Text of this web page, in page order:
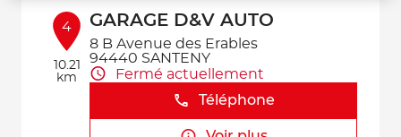
4
10.21
km
GARAGE D&V AUTO
8 B Avenue des Erables
94440 SANTENY
Fermé actuellement
Téléphone